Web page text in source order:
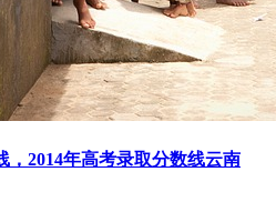
，2014年高考录取分数线云南